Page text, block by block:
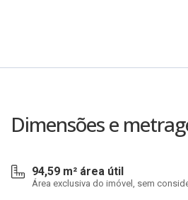
Dimensões e
94,59 m² área útil
Área exclusiva do imóvel, sem